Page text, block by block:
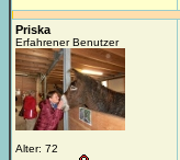
Priska
Erfahrener Benutzer
Alter: 72